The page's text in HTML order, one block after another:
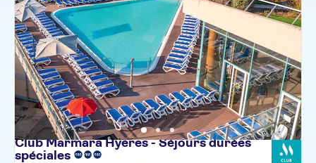
Club Marmara Hyères - Séjours durées
spéciales